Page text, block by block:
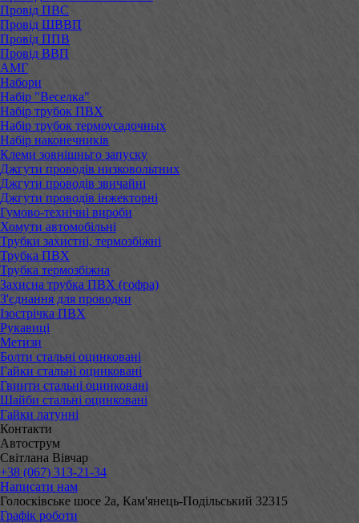
Провід ПВС
Провід ШВВП
Провід ППВ
Провід ВВП
АМГ
Набори
Набір "Веселка"
Набір трубок ПВХ
Набір трубок термоусадочных
Набір наконечників
Клеми зовнішньго запуску
Джгути проводів низковольтних
Джгути проводів звичайні
Джгути проводів інжекторні
Гумово-технічні вироби
Хомути автомобільні
Трубки захистні, термозбіжні
Трубка ПВХ
Трубка термозбіжна
Захисна трубка ПВХ (гофра)
З'єднання для проводки
Ізострічка ПВХ
Рукавиці
Метизи
Болти стальні оцинковані
Гайки стальні оцинковані
Гвинти стальні оцинковані
Шайби стальні оцинковані
Гайки латунні
Контакти
Автострум
Світлана Вівчар
+38 (067) 313-21-34
Написати нам
Голосківське шосе 2а, Кам'янець-Подільський 32315
Графік роботи